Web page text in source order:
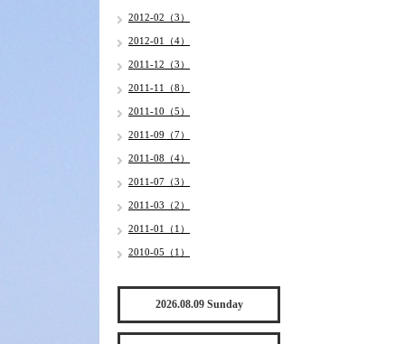
2012-02（3）
2012-01（4）
2011-12（3）
2011-11（8）
2011-10（5）
2011-09（7）
2011-08（4）
2011-07（3）
2011-03（2）
2011-01（1）
2010-05（1）
2026.08.09 Sunday